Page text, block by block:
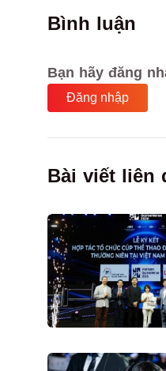
Bình luận
Bạn hãy đăng
Đăng nhập
Bài viết liên